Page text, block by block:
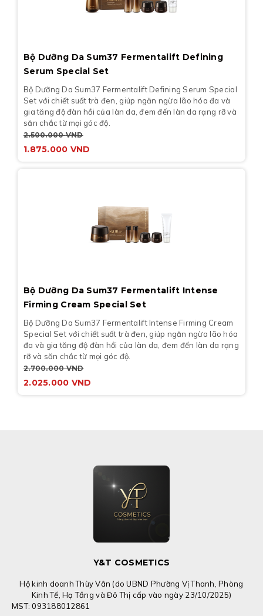
Bộ Dưỡng Da Sum37 Fermentalift Defining
Serum Special Set
Bộ Dưỡng Da Sum37 Fermentalift Defining Serum Special
Set với chiết suất trà đen, giúp ngăn ngừa lão hóa đa và
gia tăng độ đàn hồi của làn da, đem đến làn da rạng rỡ và
săn chắc từ mọi góc độ.
2.500.000VND
1.875.000 VND
Bộ Dưỡng Da Sum37 Fermentalift Intense
Firming Cream Special Set
Bộ Dưỡng Da Sum37 Fermentalift Intense Firming Cream
Special Set với chiết suất trà đen, giúp ngăn ngừa lão hóa
đa và gia tăng độ đàn hồi của làn da, đem đến làn da rạng
rỡ và săn chắc từ mọi góc độ.
2.700.000VND
2.025.000 VND
Y&T COSMETICS
Hộ kinh doanh Thùy Vân (do UBND Phường Vị Thanh, Phòng
Kinh Tế, Hạ Tầng và Đô Thị cấp vào ngày 23/10/2025)
MST: 093188012861